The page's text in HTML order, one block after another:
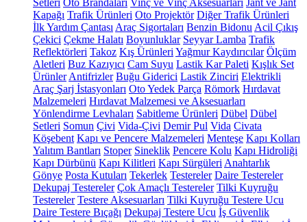
Setleri Oto Brandaları Vinç ve Vinç Aksesuarları Jant ve Jant
Kapağı Trafik Ürünleri Oto Projektör Diğer Trafik Ürünleri
İlk Yardım Çantası Araç Sigortaları Benzin Bidonu Acil Çıkış
Çekici Çekme Halatı Boyunluklar Seyyar Lamba Trafik
Reflektörleri Takoz Kış Ürünleri Yağmur Kaydırıcılar Ölçüm
Aletleri Buz Kazıyıcı Cam Suyu Lastik Kar Paleti Kışlık Set
Ürünler Antifrizler Buğu Giderici Lastik Zinciri Elektrikli
Araç Şarj İstasyonları Oto Yedek Parça Römork Hırdavat
Malzemeleri Hırdavat Malzemesi ve Aksesuarları
Yönlendirme Levhaları Sabitleme Ürünleri Dübel Dübel
Setleri Somun Çivi Vida-Çivi Demir Pul Vida Civata
Köşebent Kapı ve Pencere Malzemeleri Menteşe Kapı Kolları
Yalıtım Bantları Stoper Sineklik Pencere Kolu Kapı Hidroliği
Kapı Dürbünü Kapı Kilitleri Kapı Sürgüleri Anahtarlık
Gönye Posta Kutuları Tekerlek Testereler Daire Testereler
Dekupaj Testereler Çok Amaçlı Testereler Tilki Kuyruğu
Testereler Testere Aksesuarları Tilki Kuyruğu Testere Ucu
Daire Testere Bıçağı Dekupaj Testere Ucu İş Güvenlik